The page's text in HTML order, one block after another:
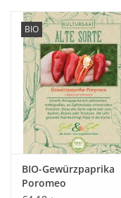
Historisches
Entdecken Sie unsere
fast in Vergessenheit
Eine kleine aber feine
harmonischen
aus Aschersleben ist
BIO
BIO-Gewürzpaprika
Poromeo